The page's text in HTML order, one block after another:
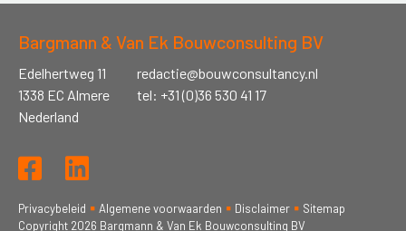
Bargmann & Van Ek Bouwconsulting BV
Edelhertweg 11
1338 EC Almere
Nederland
redactie@bouwconsultancy.nl
tel: +31 (0)36 530 41 17
Privacybeleid Algemene voorwaarden Disclaimer
Sitemap
Copyright 2026 Bargmann & Van Ek Bouwconsulting BV